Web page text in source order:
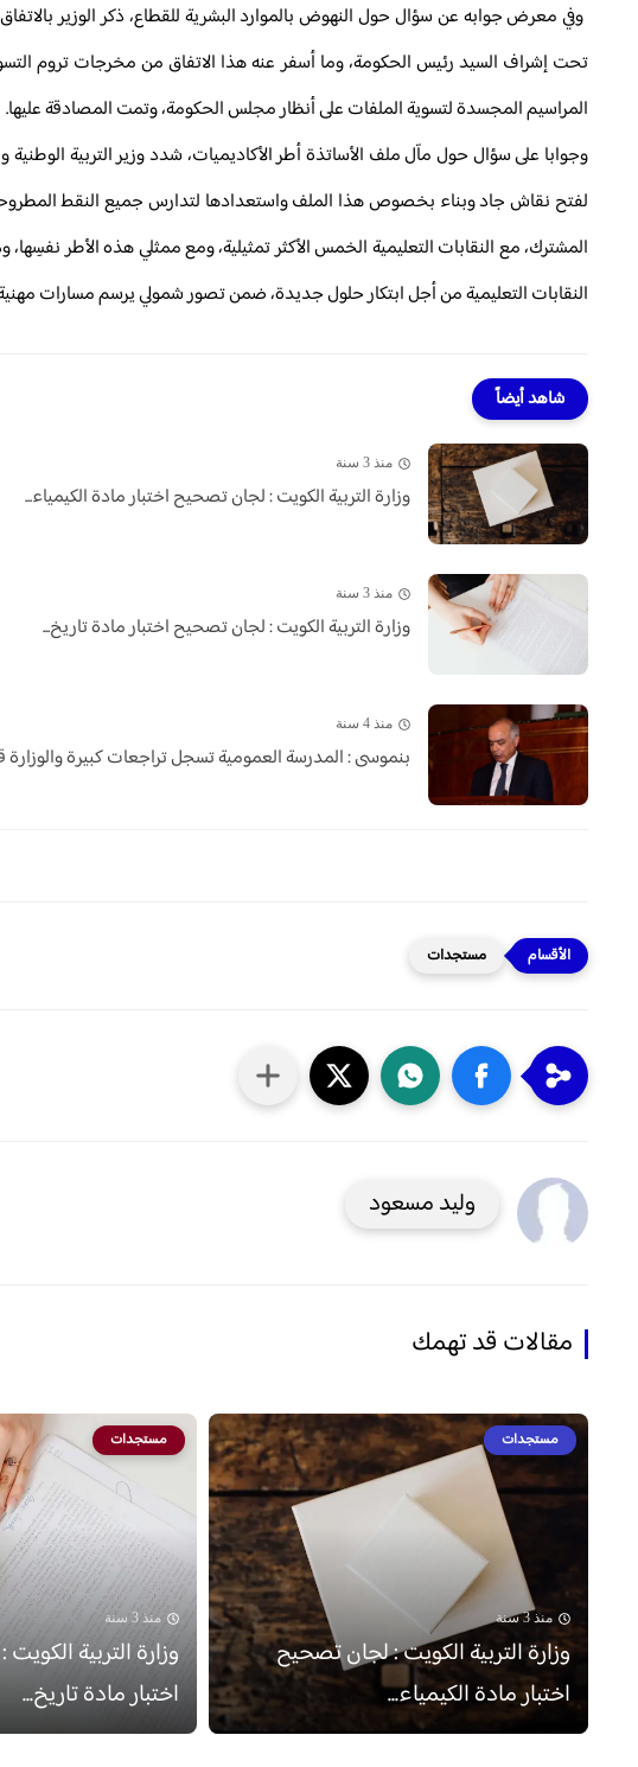
تحت إشراف السيد رئيس الحكومة، وما أسفر عنه هذا الاتفاق من مخرجات تروم
المراسيم المجسدة لتسوية الملفات على أنظار مجلس الحكومة، وتمت المصادقة عليها.
وجوابا على سؤال حول مآل ملف الأساتذة أطر الأكاديميات، شدد وزير التربية الوطنية
لفتح نقاش جاد وبناء بخصوص هذا الملف واستعدادها لتدارس جميع النقط
المشترك، مع النقابات التعليمية الخمس الأكثر تمثيلية، ومع ممثلي هذه الأطر
النقابات التعليمية من أجل ابتكار حلول جديدة، ضمن تصور شمولي يرسم مسارات
شاهد أيضاً
منذ 3 سنة
وزارة التربية الكويت : لجان تصحيح اختبار مادة الكيمياء...
منذ 3 سنة
وزارة التربية الكويت : لجان تصحيح اختبار مادة تاريخ...
منذ 4 سنة
بنموسى : المدرسة العمومية تسجل تراجعات كبيرة والوزارة
مستجدات
وليد مسعود
مقالات قد تهمك
مستجدات
منذ 3 سنة
وزارة التربية الكويت : لجان تصحيح
اختبار مادة الكيمياء...
مستجدات
منذ 3 سنة
وزارة التربية
اختبار مادة تاريخ...